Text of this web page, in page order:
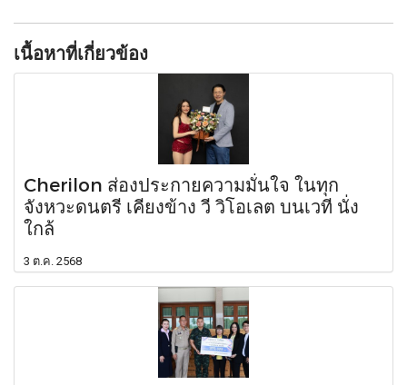
เนื้อหาที่เกี่ยวข้อง
Cherilon ส่องประกายความมั่นใจ ในทุก
จังหวะดนตรี เคียงข้าง วี วิโอเลต บนเวที นั่ง
ใกล้
3 ต.ค. 2568